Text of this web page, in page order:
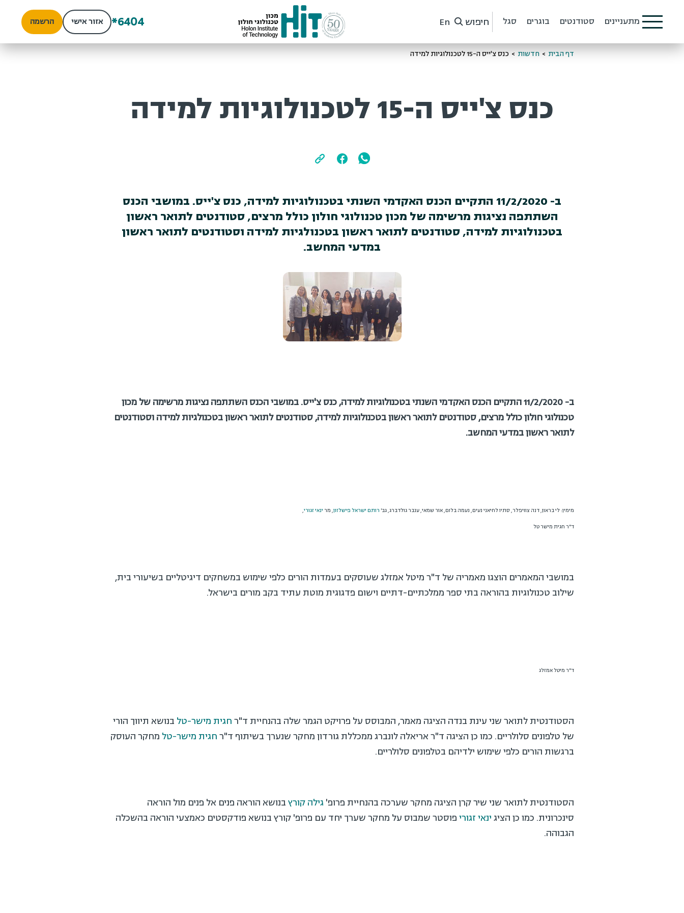
מתעניינים סטודנטים בוגרים סגל חיפוש En
*6404 אזור אישי הרשמה
דף הבית > חדשות > כנס צ'ייס ה-15 לטכנולוגיות למידה
כנס צ'ייס ה-15 לטכנולוגיות למידה
ב- 11/2/2020 התקיים הכנס האקדמי השנתי בטכנולוגיות למידה, כנס צ'ייס. במושבי הכנס
השתתפה נציגות מרשימה של מכון טכנולוגי חולון כולל מרצים, סטודנטים לתואר ראשון
בטכנולוגיות למידה, סטודנטים לתואר ראשון בטכנולגיות למידה וסטודנטים לתואר ראשון
במדעי המחשב.
ב- 11/2/2020 התקיים הכנס האקדמי השנתי בטכנולוגיות למידה, כנס צ'ייס. במושבי הכנס השתתפה נציגות מרשימה של מכון
טכנולוגי חולון כולל מרצים, סטודנטים לתואר ראשון בטכנולוגיות למידה, סטודנטים לתואר ראשון בטכנולגיות למידה וסטודנטים
לתואר ראשון במדעי המחשב.
מימין: לי בראון, דנה צוויפלר, סתיו לחיאני נעים, נעמה בלום, אור שמאי, ענבר גולדברג, גב' רותם ישראל פישלזון, מר ינאי זגורי,
ד"ר חגית מישר טל
במושבי המאמרים הוצגו מאמריה של ד"ר מיטל אמזלג שעוסקים בעמדות הורים כלפי שימוש במשחקים דיגיטליים בשיעורי בית,
שילוב טכנולוגיות בהוראה בתי ספר ממלכתיים-דתיים וישום פדגוגית מוטת עתיד בקב מורים בישראל.
ד"ר מיטל אמזלג
הסטודנטית לתואר שני עינת בנדה הציגה מאמר, המבוסס על פרויקט הגמר שלה בהנחיית ד"ר חגית מישר-טל בנושא תיווך הורי
של טלפונים סלולריים. כמו כן הציגה ד"ר אריאלה לונברג ממכללת גורדון מחקר שנערך בשיתוף ד"ר חגית מישר-טל מחקר העוסק
ברגשות הורים כלפי שימוש ילדיהם בטלפונים סלולריים.
הסטודנטית לתואר שני שיר קרן הציגה מחקר שערכה בהנחיית פרופ' גילה קורץ בנושא הוראה פנים אל פנים מול הוראה
סינכרונית. כמו כן הציג ינאי זגורי פוסטר שמבוס על מחקר שערך יחד עם פרופ' קורץ בנושא פודקסטים כאמצעי הוראה בהשכלה
הגבוהה.